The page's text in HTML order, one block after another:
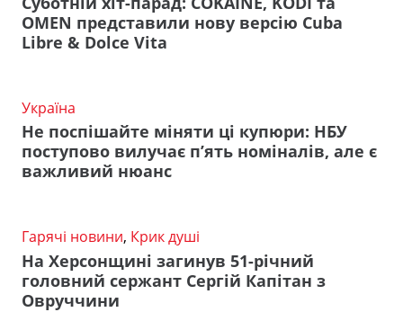
OMEN представили нову версію Cuba
Libre & Dolce Vita
Україна
Не поспішайте міняти ці купюри: НБУ
поступово вилучає п’ять номіналів, але є
важливий нюанс
Гарячі новини, Крик душі
На Херсонщині загинув 51-річний
головний сержант Сергій Капітан з
Овруччини